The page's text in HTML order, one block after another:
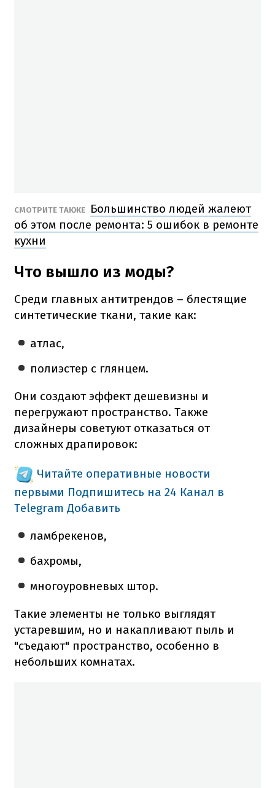
СМОТРИТЕ ТАКЖЕ
Большинство людей жалеют
об этом после ремонта: 5 ошибок в ремонте
кухни
Что вышло из моды?
Среди главных антитрендов – блестящие
синтетические ткани, такие как:
атлас,
полиэстер с глянцем.
Они создают эффект дешевизны и
перегружают пространство. Также
дизайнеры советуют отказаться от
сложных драпировок:
Читайте оперативные новости
первыми Подпишитесь на 24 Канал в
Telegram Добавить
ламбрекенов,
бахромы,
многоуровневых штор.
Такие элементы не только выглядят
устаревшим, но и накапливают пыль и
"съедают" пространство, особенно в
небольших комнатах.